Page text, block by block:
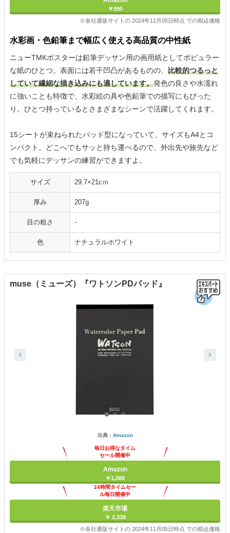
￥990
※各社通販サイトの 2024年11月05日時点 での税込価格
水彩画・色鉛筆まで幅広く使える高品質の中性紙
ニューTMKポスターは鉛筆デッサン用の画用紙としてポピュラー
な紙のひとつ。表面には若干凹凸があるものの、 比較的つるっと
していて繊細な描き込みにも適しています。発色の良さや水濡れ
に強いことも特徴で、水彩絵の具や色鉛筆での描写にもぴった
り。ひとつ持っているとさまざまなシーンで活躍してくれます。
15シートが束ねられたパッド型になっていて、サイズもA4とコ
ンパクト。どこへでもサッと持ち運べるので、外出先や旅先など
でも気軽にデッサンの練習ができますよ。
サイズ 29.7×21cｍ
厚み 207g
目の粗さ ‐
色 ナチュラルホワイト
muse（ミューズ）『ワトソンPDパッド』
出典： Amazon
毎日お得なタイム
セール開催中
Amazon
￥1,080
24時間タイムセー
ル毎日開催中
楽天市場
￥ 2,339
※各社通販サイトの 2024年11月05日時点 での税込価格